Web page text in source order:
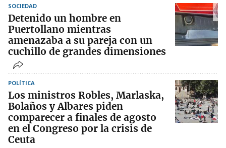
SOCIEDAD
Detenido un hombre en
Puertollano mientras
amenazaba a su pareja con un
cuchillo de grandes dimensiones
POLÍTICA
Los ministros Robles, Marlaska,
Bolaños y Albares piden
comparecer a finales de agosto
en el Congreso por la crisis de
Ceuta